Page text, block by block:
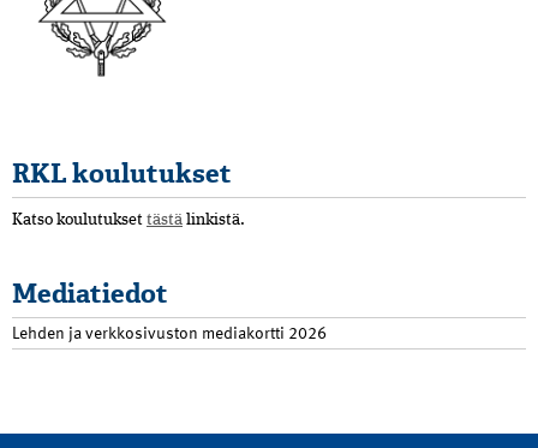
RKL koulutukset
Katso koulutukset tästä linkistä.
Mediatiedot
Lehden ja verkkosivuston mediakortti 2026